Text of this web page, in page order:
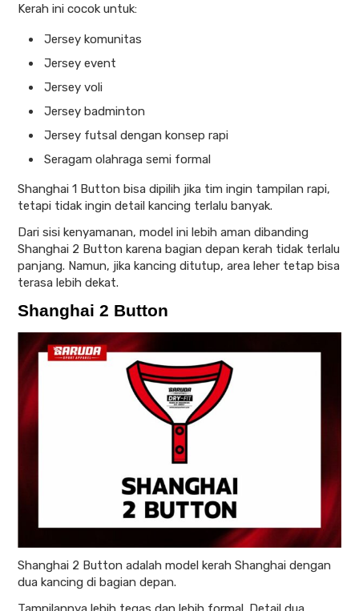
Kerah ini cocok untuk:
Jersey komunitas
Jersey event
Jersey voli
Jersey badminton
Jersey futsal dengan konsep rapi
Seragam olahraga semi formal
Shanghai 1 Button bisa dipilih jika tim ingin tampilan rapi,
tetapi tidak ingin detail kancing terlalu banyak.
Dari sisi kenyamanan, model ini lebih aman dibanding
Shanghai 2 Button karena bagian depan kerah tidak terlalu
panjang. Namun, jika kancing ditutup, area leher tetap bisa
terasa lebih dekat.
Shanghai 2 Button
Shanghai 2 Button adalah model kerah Shanghai dengan
dua kancing di bagian depan.